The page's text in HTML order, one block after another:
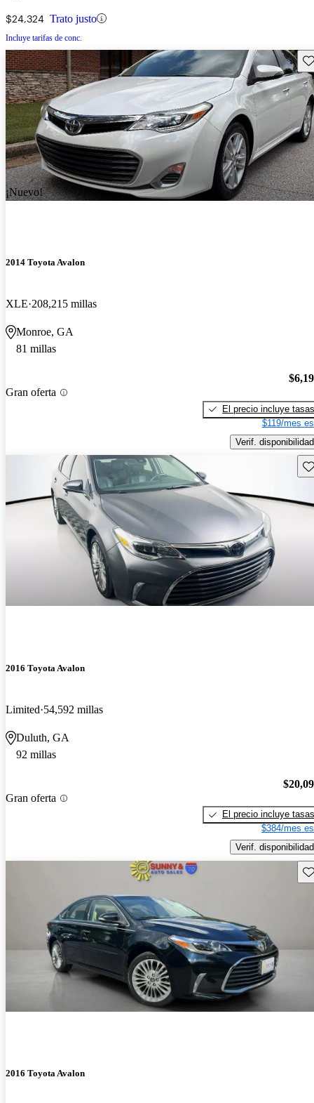
$24,324 Trato justo
Incluye tarifas de conc.
¡Nuevo!
2014 Toyota Avalon
XLE 208,215 millas
Monroe, GA
81 millas
Gran oferta
El precio incluye tasas
$119/mes
Verif. disponibilidad
2016 Toyota Avalon
Limited 54,592 millas
Duluth, GA
92 millas
Gran oferta
El precio incluye tasas
$384/mes
Verif. disponibilidad
2016 Toyota Avalon